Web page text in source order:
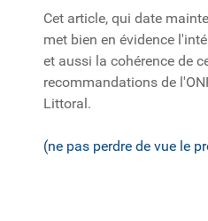
Cet article, qui date
met bien en évidence
et aussi la cohérence de
recommandations de
Littoral.
(ne pas perdre de vue le